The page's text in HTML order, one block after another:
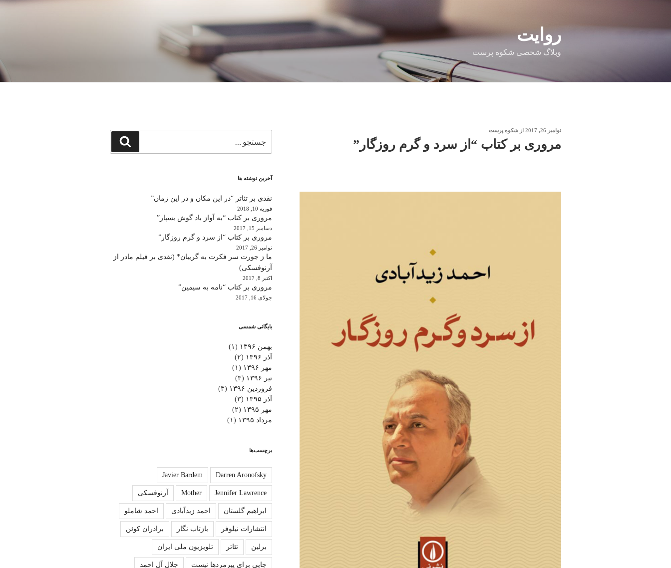
محتوا
روایت
وبلاگ شخصی شکوه پرست
نوشته‌شده
نوامبر 26, 2017 از شکوه پرست
مروری بر کتاب “از سرد و گرم روزگار”
برای
جستجو
آخرین نوشته ها
نقدی بر تئاتر “در این مکان و در این زمان”
فوریه 10, 2018
مروری بر کتاب “به آواز باد گوش بسپار”
دسامبر 15, 2017
مروری بر کتاب “از سرد و گرم روزگار”
نوامبر 26, 2017
ما ز جورت سر فکرت به گریبان* (نقدی بر فیلم مادر از
آرنوفسکی)
اکتبر 8, 2017
مروری بر کتاب “نامه به سیمین”
جولای 16, 2017
بایگانی شمسی
بهمن ۱۳۹۶
(۱)
آذر ۱۳۹۶
(۲)
مهر ۱۳۹۶
(۱)
تیر ۱۳۹۶
(۳)
فروردین ۱۳۹۶
(۳)
آذر ۱۳۹۵
(۳)
مهر ۱۳۹۵
(۲)
مرداد ۱۳۹۵
(۱)
برچسب‌ها
Darren Aronofsky
Javier Bardem
Jennifer Lawrence
Mother آرنوفسکی
ابراهیم گلستان احمد زیدآبادی احمد شاملو
انتشارات نیلوفر بازتاب نگار برادران کوئن
برلین تئاتر تلویزیون ملی ایران
جایی برای پیرمردها نیست جلال آل احمد